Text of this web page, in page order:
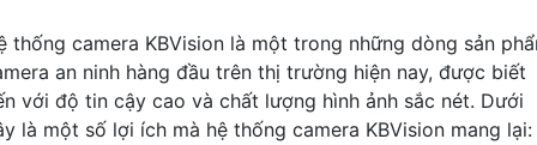
thống camera KBVision là một trong những dòng sản
an ninh hàng đầu trên thị trường hiện nay, được biết
với độ tin cậy cao và chất lượng hình ảnh sắc nét. Dưới
là một số lợi ích mà hệ thống camera KBVision mang lại: